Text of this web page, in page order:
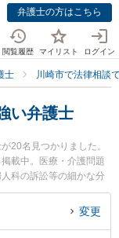
弁護士の方はこちら
閲覧履歴 マイリスト ログイン
士 川崎市で法律相談
い弁護士
20名見つかりました。
載中。医療・介護問題
科の訴訟等の細かな分
法律事務所の山口 勇真
川崎パシフィック法律
変更